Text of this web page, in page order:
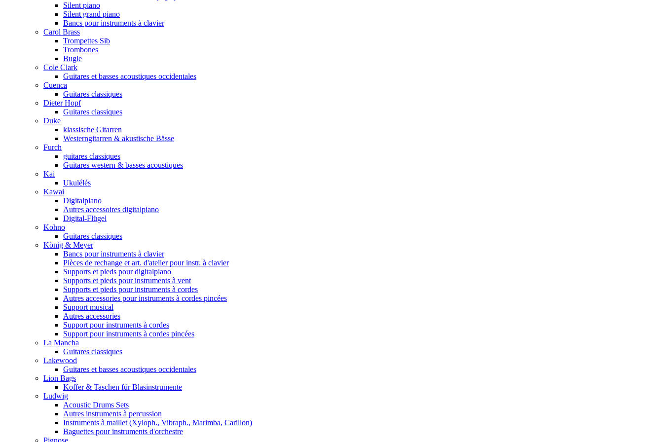
Silent piano
Silent grand piano
Bancs pour instruments à clavier
Carol Brass
Trompettes Sib
Trombones
Bugle
Cole Clark
Guitares et basses acoustiques occidentales
Cuenca
Guitares classiques
Dieter Hopf
Guitares classiques
Duke
klassische Gitarren
Westerngitarren & akustische Bässe
Furch
guitares classiques
Guitares western & basses acoustiques
Kai
Ukulélés
Kawai
Digitalpiano
Autres accessoires digitalpiano
Digital-Flügel
Kohno
Guitares classiques
König & Meyer
Bancs pour instruments à clavier
Pièces de rechange et art. d'atelier pour instr. à clavier
Supports et pieds pour digitalpiano
Supports et pieds pour instruments à vent
Supports et pieds pour instruments à cordes
Autres accessories pour instruments à cordes pincées
Support musical
Autres accessories
Support pour instruments à cordes
Support pour instruments à cordes pincées
La Mancha
Guitares classiques
Lakewood
Guitares et basses acoustiques occidentales
Lion Bags
Koffer & Taschen für Blasinstrumente
Ludwig
Acoustic Drums Sets
Autres instruments à percussion
Instruments à maillet (Xyloph., Vibraph., Marimba, Carillon)
Baguettes pour instruments d'orchestre